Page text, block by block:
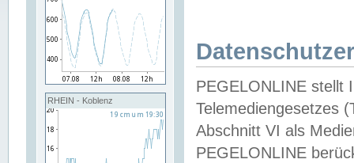
RHEIN - Koblenz
PEGELONLINE stellt
Telemediengesetzes
Abschnitt VI als
PEGELONLINE